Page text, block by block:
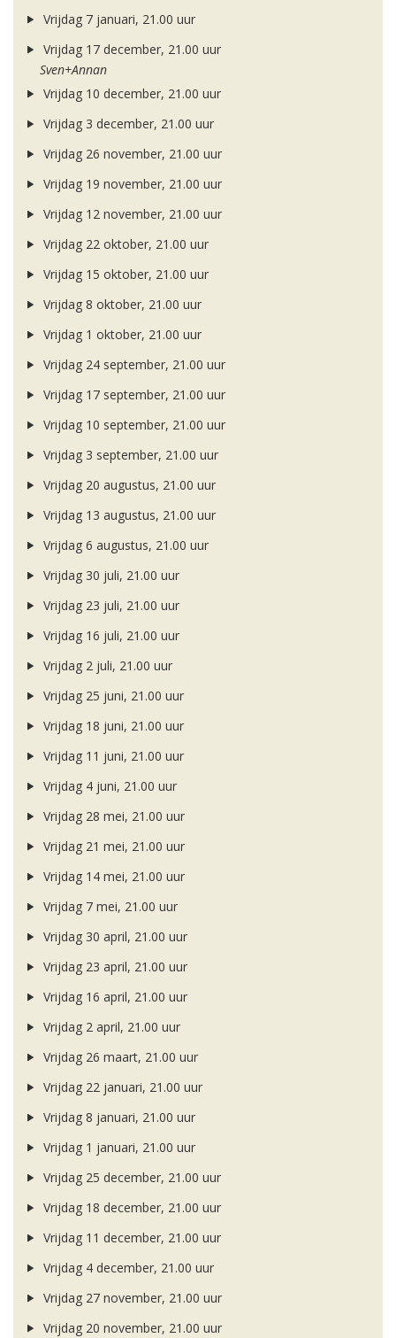
Vrijdag 7 januari, 21.00 uur
Vrijdag 17 december, 21.00 uur
Sven+Annan
Vrijdag 10 december, 21.00 uur
Vrijdag 3 december, 21.00 uur
Vrijdag 26 november, 21.00 uur
Vrijdag 19 november, 21.00 uur
Vrijdag 12 november, 21.00 uur
Vrijdag 22 oktober, 21.00 uur
Vrijdag 15 oktober, 21.00 uur
Vrijdag 8 oktober, 21.00 uur
Vrijdag 1 oktober, 21.00 uur
Vrijdag 24 september, 21.00 uur
Vrijdag 17 september, 21.00 uur
Vrijdag 10 september, 21.00 uur
Vrijdag 3 september, 21.00 uur
Vrijdag 20 augustus, 21.00 uur
Vrijdag 13 augustus, 21.00 uur
Vrijdag 6 augustus, 21.00 uur
Vrijdag 30 juli, 21.00 uur
Vrijdag 23 juli, 21.00 uur
Vrijdag 16 juli, 21.00 uur
Vrijdag 2 juli, 21.00 uur
Vrijdag 25 juni, 21.00 uur
Vrijdag 18 juni, 21.00 uur
Vrijdag 11 juni, 21.00 uur
Vrijdag 4 juni, 21.00 uur
Vrijdag 28 mei, 21.00 uur
Vrijdag 21 mei, 21.00 uur
Vrijdag 14 mei, 21.00 uur
Vrijdag 7 mei, 21.00 uur
Vrijdag 30 april, 21.00 uur
Vrijdag 23 april, 21.00 uur
Vrijdag 16 april, 21.00 uur
Vrijdag 2 april, 21.00 uur
Vrijdag 26 maart, 21.00 uur
Vrijdag 22 januari, 21.00 uur
Vrijdag 8 januari, 21.00 uur
Vrijdag 1 januari, 21.00 uur
Vrijdag 25 december, 21.00 uur
Vrijdag 18 december, 21.00 uur
Vrijdag 11 december, 21.00 uur
Vrijdag 4 december, 21.00 uur
Vrijdag 27 november, 21.00 uur
Vrijdag 20 november, 21.00 uur